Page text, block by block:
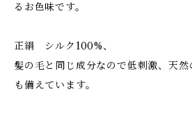
るお色味です。
正絹 シルク100%、
髪の毛と同じ成分なので低刺激、天
も備えています。